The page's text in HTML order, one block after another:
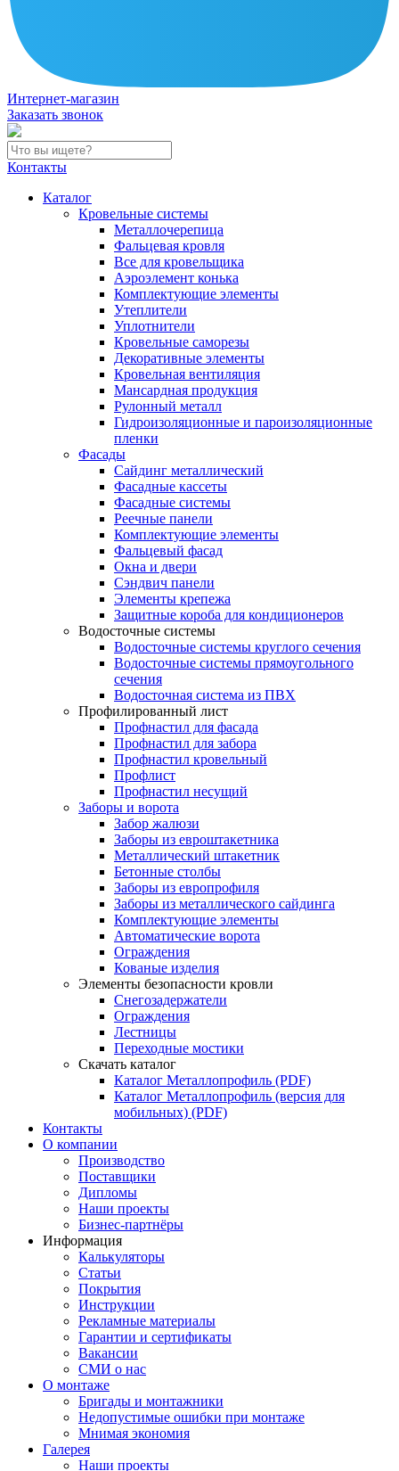
Интернет-магазин
Заказать звонок
Контакты
Каталог
Кровельные системы
Металлочерепица
Фальцевая кровля
Все для кровельщика
Аэроэлемент конька
Комплектующие элементы
Утеплители
Уплотнители
Кровельные саморезы
Декоративные элементы
Кровельная вентиляция
Мансардная продукция
Рулонный металл
Гидроизоляционные и пароизоляционные
пленки
Фасады
Сайдинг металлический
Фасадные кассеты
Фасадные системы
Реечные панели
Комплектующие элементы
Фальцевый фасад
Окна и двери
Сэндвич панели
Элементы крепежа
Защитные короба для кондиционеров
Водосточные системы
Водосточные системы круглого сечения
Водосточные системы прямоугольного
сечения
Водосточная система из ПВХ
Профилированный лист
Профнастил для фасада
Профнастил для забора
Профнастил кровельный
Профлист
Профнастил несущий
Заборы и ворота
Забор жалюзи
Заборы из евроштакетника
Металлический штакетник
Бетонные столбы
Заборы из европрофиля
Заборы из металлического сайдинга
Комплектующие элементы
Автоматические ворота
Ограждения
Кованые изделия
Элементы безопасности кровли
Снегозадержатели
Ограждения
Лестницы
Переходные мостики
Скачать каталог
Каталог Металлопрофиль (PDF)
Каталог Металлопрофиль (версия для
мобильных) (PDF)
Контакты
О компании
Производство
Поставщики
Дипломы
Наши проекты
Бизнес-партнёры
Информация
Калькуляторы
Статьи
Покрытия
Инструкции
Рекламные материалы
Гарантии и сертификаты
Вакансии
СМИ о нас
О монтаже
Бригады и монтажники
Недопустимые ошибки при монтаже
Мнимая экономия
Галерея
Наши проекты